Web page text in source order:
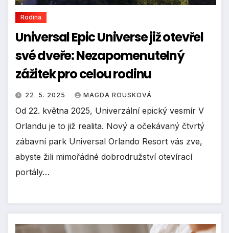
Rodina
Universal Epic Universe již otevřel
své dveře: Nezapomenutelný
zážitek pro celou rodinu
22. 5. 2025 MAGDA ROUSKOVÁ
Od 22. května 2025, Univerzální epický vesmír V
Orlandu je to již realita. Nový a očekávaný čtvrtý
zábavní park Universal Orlando Resort vás zve,
abyste žili mimořádné dobrodružství otevírací
portály…